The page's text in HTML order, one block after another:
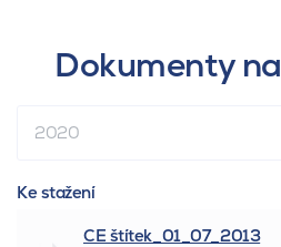
Dokumenty
2020
Ke stažení
CE štítek_01_07_2013